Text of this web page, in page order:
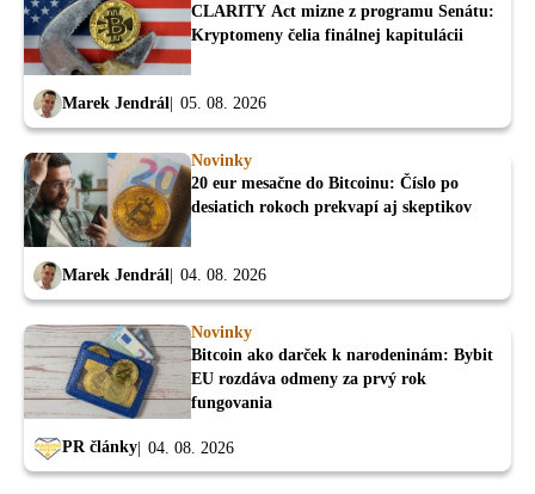
CLARITY Act mizne z programu Senátu:
Kryptomeny čelia finálnej kapitulácii
Marek Jendrál 05. 08. 2026
Novinky
20 eur mesačne do Bitcoinu: Číslo po
desiatich rokoch prekvapí aj skeptikov
Marek Jendrál 04. 08. 2026
Novinky
Bitcoin ako darček k narodeninám: Bybit
EU rozdáva odmeny za prvý rok
fungovania
PR články 04. 08. 2026